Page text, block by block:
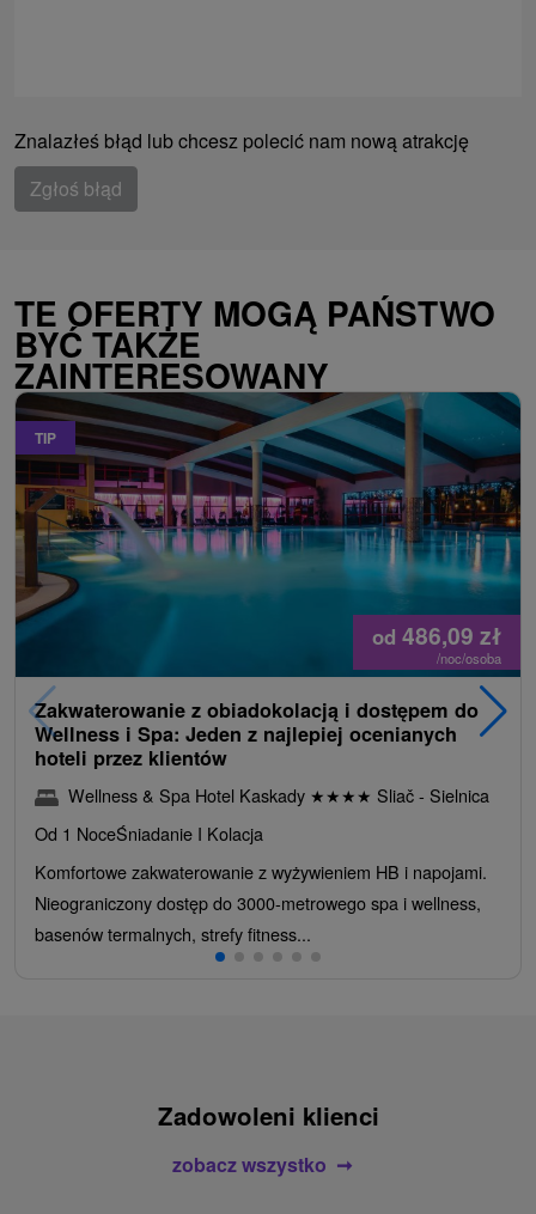
Znalazłeś błąd lub chcesz polecić nam nową atrakcję
Zgłoś błąd
TE OFERTY MOGĄ PAŃSTWO
BYĆ TAKŻE
ZAINTERESOWANY
TIP
od 486,09 zł
/noc/osoba
Zakwaterowanie z obiadokolacją i dostępem do
Wellness i Spa: Jeden z najlepiej ocenianych
hoteli przez klientów
Wellness & Spa Hotel Kaskady ★★★★ Sliač - Sielnica
Od 1 NoceŚniadanie I Kolacja
Komfortowe zakwaterowanie z wyżywieniem HB i napojami.
Nieograniczony dostęp do 3000-metrowego spa i wellness,
basenów termalnych, strefy fitness...
Zadowoleni klienci
zobacz wszystko